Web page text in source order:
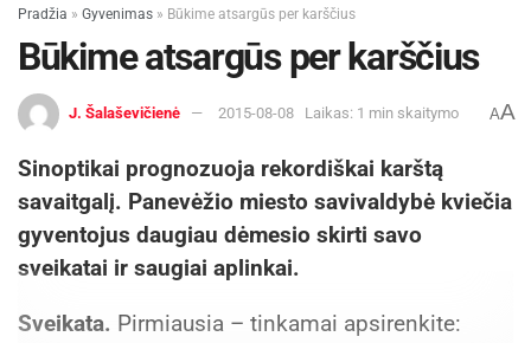
Pradžia » Gyvenimas » Būkime atsargūs per karščius
Būkime atsargūs per karščius
J. Šalaševičienė 2015-08-08 Laikas: 1 min skaitymo AA
Sinoptikai prognozuoja rekordiškai karštą
savaitgalį. Panevėžio miesto savivaldybė kviečia
gyventojus daugiau dėmesio skirti savo
sveikatai ir saugiai aplinkai.
Sveikata. Pirmiausia – tinkamai apsirenkite: